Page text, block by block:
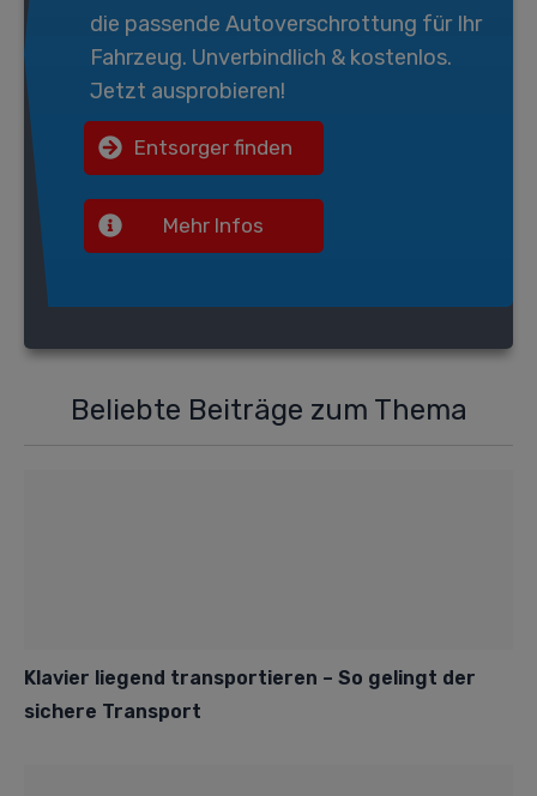
die passende Autoverschrottung für Ihr
Fahrzeug. Unverbindlich & kostenlos.
Jetzt ausprobieren!
Entsorger finden
Mehr Infos
Beliebte Beiträge zum Thema
Klavier liegend transportieren – So gelingt der
sichere Transport